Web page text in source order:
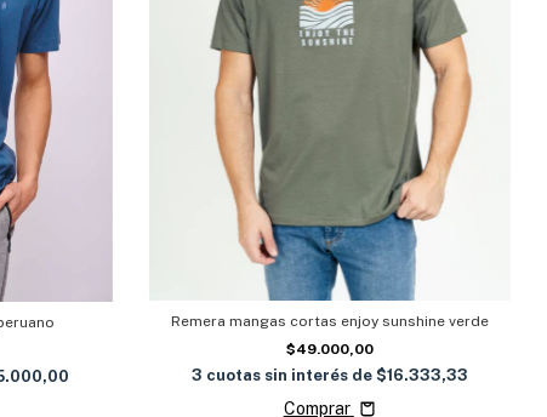
Remera mangas cortas enjoy sunshine verde
$49.000,00
3 cuotas sin interés de $16.333,33
Comprar